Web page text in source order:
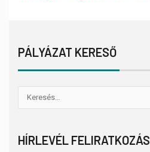
PÁLYÁZAT KERESŐ
HÍRLEVÉL FELIRATKOZÁS